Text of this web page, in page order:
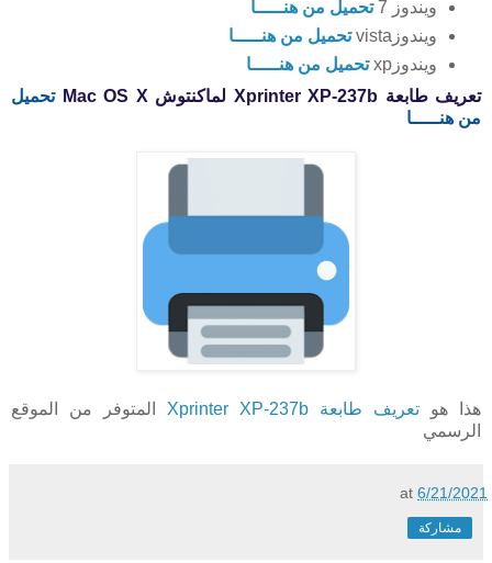
ويندوز 7
تحميل من هنـــــا
ويندوزvista
تحميل من هنـــــا
ويندوزxp
تحميل من هنـــــا
تعريف طابعة Xprinter XP-237b لماكنتوش
Mac OS X
تحميل
من هنـــــا
هذا هو تعريف طابعة Xprinter XP-237b
المتوفر من الموقع
الرسمي
at6/21/2021
مشاركة